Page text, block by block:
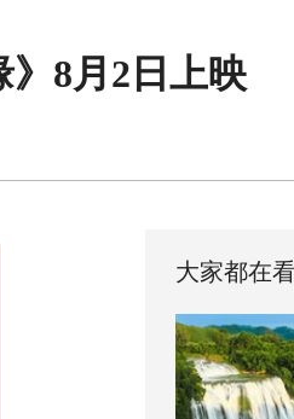
8月2日上映
大家都在